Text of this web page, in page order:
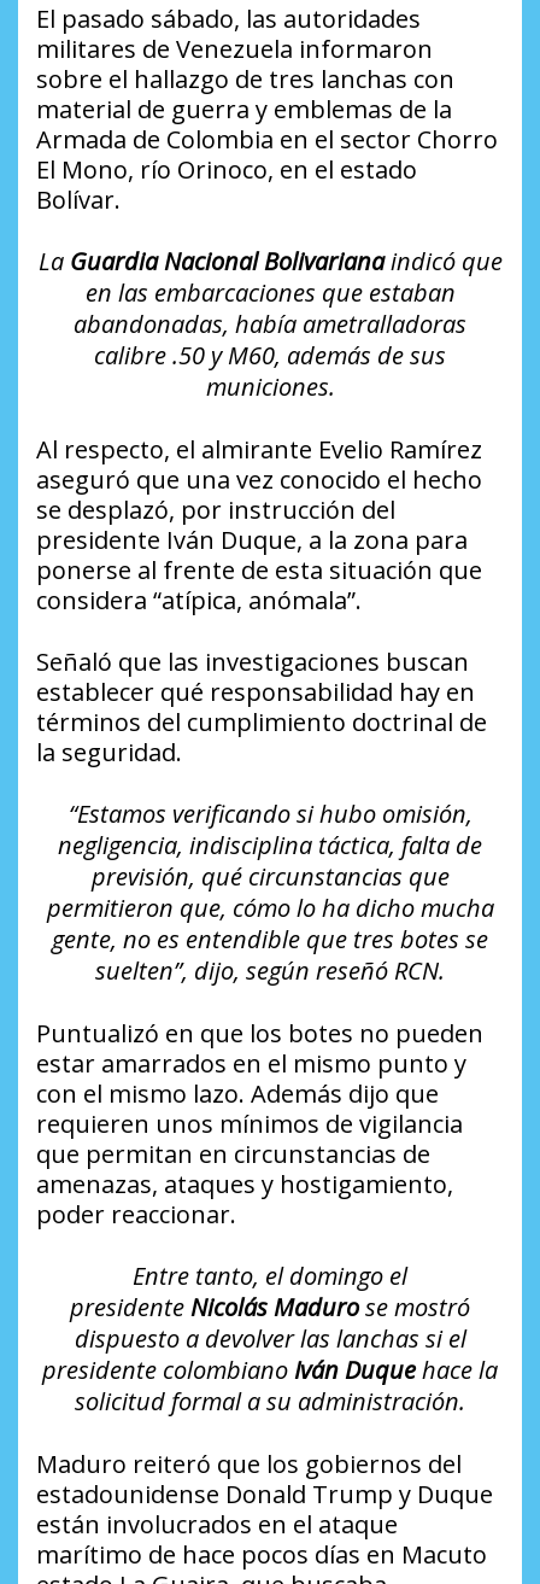
El pasado sábado, las autoridades
militares de Venezuela informaron
sobre el hallazgo de tres lanchas con
material de guerra y emblemas de la
Armada de Colombia en el sector Chorro
El Mono, río Orinoco, en el estado
Bolívar.
La Guardia Nacional Bolivarianaindicó que
en las embarcaciones que estaban
abandonadas, había ametralladoras
calibre .50 y M60, además de sus
municiones.
Al respecto, el almirante Evelio Ramírez
aseguró que una vez conocido el hecho
se desplazó, por instrucción del
presidente Iván Duque, a la zona para
ponerse al frente de esta situación que
considera “atípica, anómala”.
Señaló que las investigaciones buscan
establecer qué responsabilidad hay en
términos del cumplimiento doctrinal de
la seguridad.
“Estamos verificando si hubo omisión,
negligencia, indisciplina táctica, falta de
previsión, qué circunstancias que
permitieron que, cómo lo ha dicho mucha
gente, no es entendible que tres botes se
suelten”, dijo, según reseñó RCN.
Puntualizó en que los botes no pueden
estar amarrados en el mismo punto y
con el mismo lazo. Además dijo que
requieren unos mínimos de vigilancia
que permitan en circunstancias de
amenazas, ataques y hostigamiento,
poder reaccionar.
Entre tanto, el domingo el
presidenteNicolás Madurose mostró
dispuesto a devolver las lanchas si el
presidente colombianoIván Duquehace la
solicitud formal a su administración.
Maduro reiteró que los gobiernos del
estadounidense Donald Trump y Duque
están involucrados en el ataque
marítimo de hace pocos días en Macuto